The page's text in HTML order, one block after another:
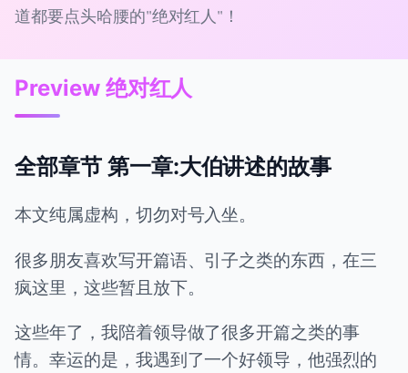
道都要点头哈腰的"绝对红人"！
Preview 绝对红人
全部章节 第一章:大伯讲述的故事
本文纯属虚构，切勿对号入坐。
很多朋友喜欢写开篇语、引子之类的东西，在三
疯这里，这些暂且放下。
这些年了，我陪着领导做了很多开篇之类的事
情。幸运的是，我遇到了一个好领导，他强烈的